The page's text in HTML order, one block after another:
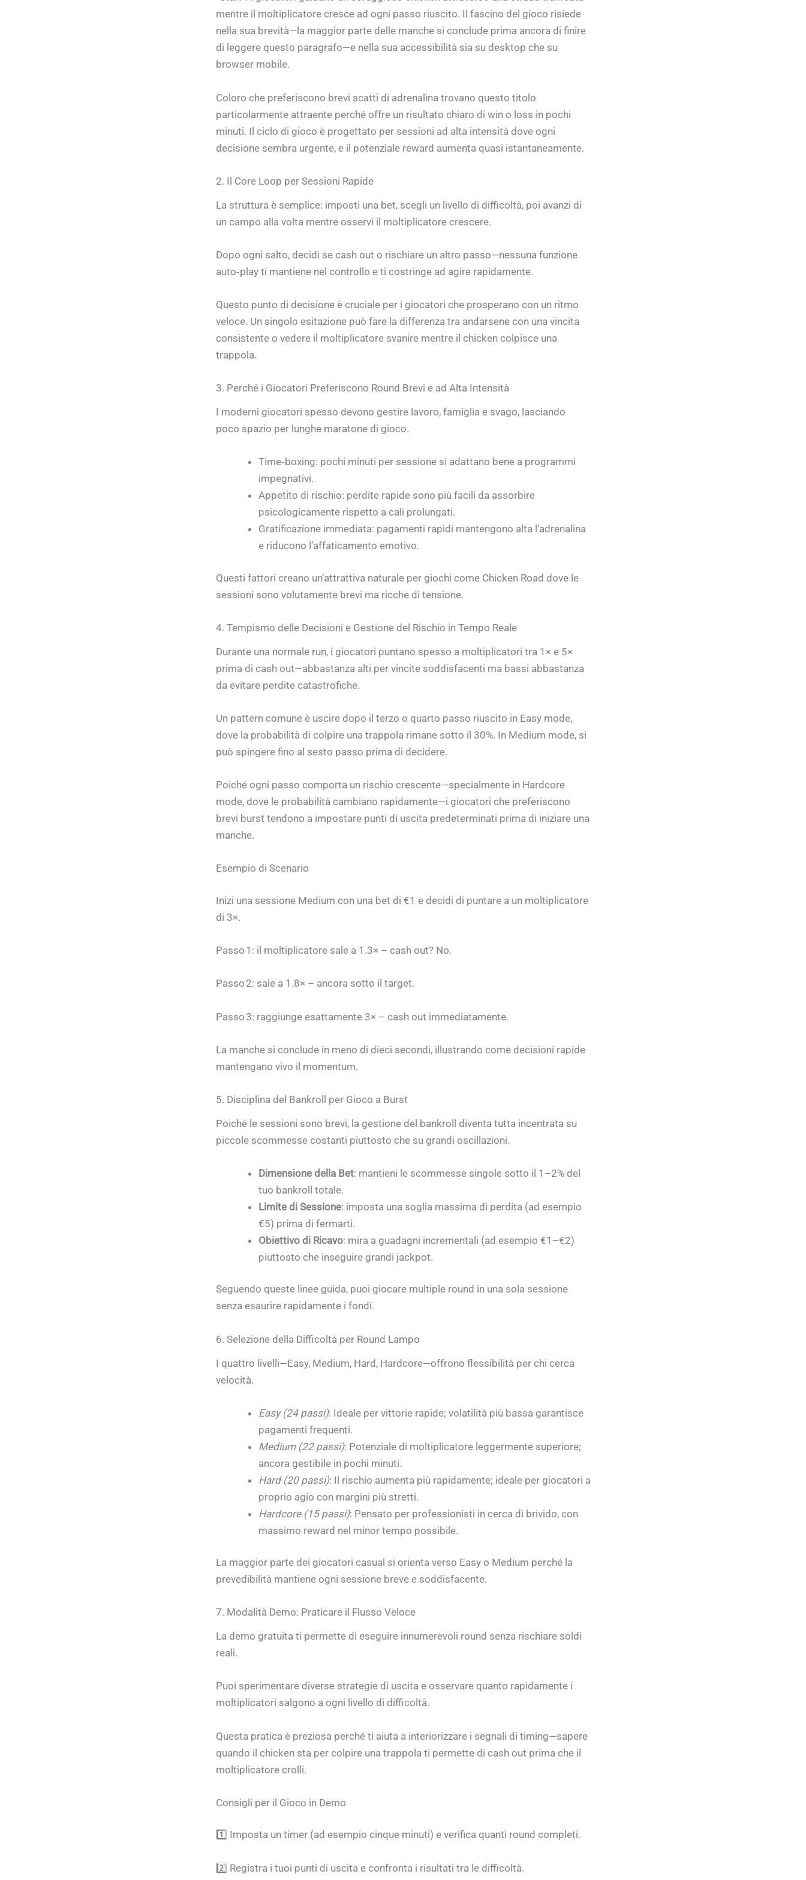
mentre il moltiplicatore cresce ad ogni passo riuscito. Il fascino del gioco risiede
nella sua brevità—la maggior parte delle manche si conclude prima ancora di finire
di leggere questo paragrafo—e nella sua accessibilità sia su desktop che su
browser mobile.
Coloro che preferiscono brevi scatti di adrenalina trovano questo titolo
particolarmente attraente perché offre un risultato chiaro di win o loss in pochi
minuti. Il ciclo di gioco è progettato per sessioni ad alta intensità dove ogni
decisione sembra urgente, e il potenziale reward aumenta quasi istantaneamente.
2. Il Core Loop per Sessioni Rapide
La struttura è semplice: imposti una bet, scegli un livello di difficoltà, poi avanzi di
un campo alla volta mentre osservi il moltiplicatore crescere.
Dopo ogni salto, decidi se cash out o rischiare un altro passo—nessuna funzione
auto‑play ti mantiene nel controllo e ti costringe ad agire rapidamente.
Questo punto di decisione è cruciale per i giocatori che prosperano con un ritmo
veloce. Un singolo esitazione può fare la differenza tra andarsene con una vincita
consistente o vedere il moltiplicatore svanire mentre il chicken colpisce una
trappola.
3. Perché i Giocatori Preferiscono Round Brevi e ad Alta Intensità
I moderni giocatori spesso devono gestire lavoro, famiglia e svago, lasciando
poco spazio per lunghe maratone di gioco.
Time‑boxing: pochi minuti per sessione si adattano bene a programmi
impegnativi.
Appetito di rischio: perdite rapide sono più facili da assorbire
psicologicamente rispetto a cali prolungati.
Gratificazione immediata: pagamenti rapidi mantengono alta l’adrenalina
e riducono l’affaticamento emotivo.
Questi fattori creano un’attrattiva naturale per giochi come Chicken Road dove le
sessioni sono volutamente brevi ma ricche di tensione.
4. Tempismo delle Decisioni e Gestione del Rischio in Tempo Reale
Durante una normale run, i giocatori puntano spesso a moltiplicatori tra 1× e 5×
prima di cash out—abbastanza alti per vincite soddisfacenti ma bassi abbastanza
da evitare perdite catastrofiche.
Un pattern comune è uscire dopo il terzo o quarto passo riuscito in Easy mode,
dove la probabilità di colpire una trappola rimane sotto il 30%. In Medium mode, si
può spingere fino al sesto passo prima di decidere.
Poiché ogni passo comporta un rischio crescente—specialmente in Hardcore
mode, dove le probabilità cambiano rapidamente—i giocatori che preferiscono
brevi burst tendono a impostare punti di uscita predeterminati prima di iniziare una
manche.
Esempio di Scenario
Inizi una sessione Medium con una bet di €1 e decidi di puntare a un moltiplicatore
di 3×.
Passo 1: il moltiplicatore sale a 1.3× – cash out? No.
Passo 2: sale a 1.8× – ancora sotto il target.
Passo 3: raggiunge esattamente 3× – cash out immediatamente.
La manche si conclude in meno di dieci secondi, illustrando come decisioni rapide
mantengano vivo il momentum.
5. Disciplina del Bankroll per Gioco a Burst
Poiché le sessioni sono brevi, la gestione del bankroll diventa tutta incentrata su
piccole scommesse costanti piuttosto che su grandi oscillazioni.
Dimensione della Bet: mantieni le scommesse singole sotto il 1–2% del
tuo bankroll totale.
Limite di Sessione: imposta una soglia massima di perdita (ad esempio
€5) prima di fermarti.
Obiettivo di Ricavo: mira a guadagni incrementali (ad esempio €1–€2)
piuttosto che inseguire grandi jackpot.
Seguendo queste linee guida, puoi giocare multiple round in una sola sessione
senza esaurire rapidamente i fondi.
6. Selezione della Difficoltà per Round Lampo
I quattro livelli—Easy, Medium, Hard, Hardcore—offrono flessibilità per chi cerca
velocità.
Easy (24 passi): Ideale per vittorie rapide; volatilità più bassa garantisce
pagamenti frequenti.
Medium (22 passi): Potenziale di moltiplicatore leggermente superiore;
ancora gestibile in pochi minuti.
Hard (20 passi): Il rischio aumenta più rapidamente; ideale per giocatori a
proprio agio con margini più stretti.
Hardcore (15 passi): Pensato per professionisti in cerca di brivido, con
massimo reward nel minor tempo possibile.
La maggior parte dei giocatori casual si orienta verso Easy o Medium perché la
prevedibilità mantiene ogni sessione breve e soddisfacente.
7. Modalità Demo: Praticare il Flusso Veloce
La demo gratuita ti permette di eseguire innumerevoli round senza rischiare soldi
reali.
Puoi sperimentare diverse strategie di uscita e osservare quanto rapidamente i
moltiplicatori salgono a ogni livello di difficoltà.
Questa pratica è preziosa perché ti aiuta a interiorizzare i segnali di timing—sapere
quando il chicken sta per colpire una trappola ti permette di cash out prima che il
moltiplicatore crolli.
Consigli per il Gioco in Demo
1️⃣ Imposta un timer (ad esempio cinque minuti) e verifica quanti round completi.
2️⃣ Registra i tuoi punti di uscita e confronta i risultati tra le difficoltà.